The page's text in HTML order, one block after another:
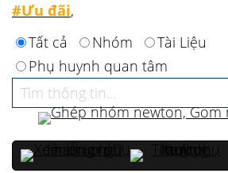
#Ưu đãi,
Tất cả
Nhóm
Tài Liệu
Phụ huynh quan tâm